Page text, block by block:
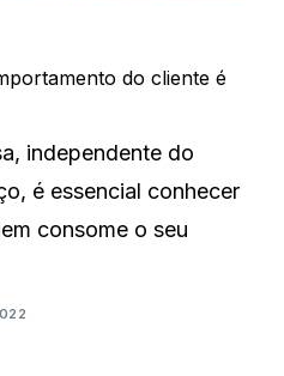
do cliente é
independente do
é essencial conhecer
consome o seu